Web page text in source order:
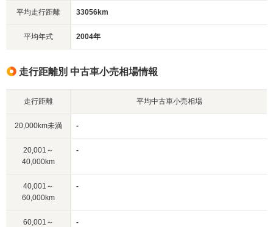
平均走行距離 33056km
平均年式 2004年
走行距離別 中古車小売相場情報
走行距離 平均中古車小売相場
20,000km未満 -
20,001～
40,000km
-
40,001～
60,000km
-
60,001～
-